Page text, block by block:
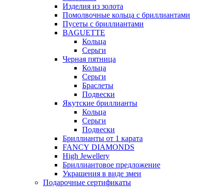
Изделия из золота
Помолвочные кольца с бриллиантами
Пусеты с бриллиантами
BAGUETTE
Кольца
Серьги
Черная пятница
Кольца
Серьги
Браслеты
Подвески
Якутские бриллианты
Кольца
Серьги
Подвески
Бриллианты от 1 карата
FANCY DIAMONDS
High Jewellery
Бриллиантовое предложение
Украшения в виде змеи
Подарочные сертификаты